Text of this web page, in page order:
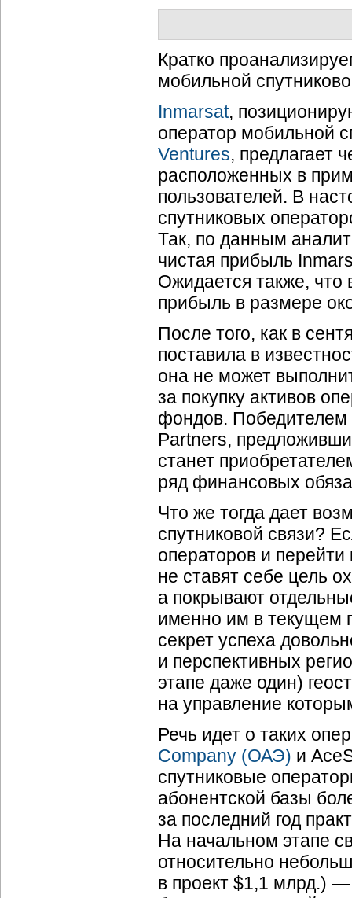
Кратко
мобильной
Inmarsat,
оператор мобильной
Ventures, предлагает
расположенных в
пользователей. В
спутниковых
Так, по данным
чистая прибыль
Ожидается также, что
прибыль в размере
После того, как в
поставила в
она не может
за покупку активов
фондов. Победителем
Partners,
станет
ряд финансовых
Что же тогда дает
спутниковой связи?
операторов и
не ставят себе цель
а покрывают
именно им в текущем
секрет успеха
и перспективных
этапе даже один)
на управление
Речь идет о таких
Company (ОАЭ) и
спутниковые
абонентской базы
за последний год
На начальном этапе
относительно
в проект $1,1 млрд.) —